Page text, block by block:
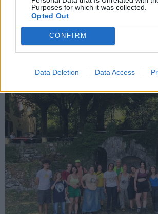
Purposes for which it was collected.
Opted Out
CONFIRM
Data Deletion Data Access
Openjobmetis, l’estate del
passo: “Una squadra
andare lontano”